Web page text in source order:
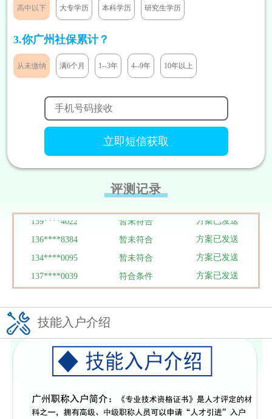
高中以下 大专学历 本科学历 研究生学历
3.你广州社保累计？
从未缴纳 满6个月 1--3年 4--9年 10年以上
评测记录
185****8446 暂未符合
131****7811 暂未符合
180****1290 方案已发送
186****3448 符合条件 方案已发送
暂未符合
158****8199 符合条件 方案已发送
暂未符合
159****4022 暂未符合 方案已发送
138****2905 暂未符合 方案已发送
187****1303 暂未符合
136****7047
189****2466 符合条件 方案已发送
185****8446 暂未符合 方案已发送
138****9527 符合条件 方案已发送
138****9291 符合条件 方案已发送
技能入户介绍